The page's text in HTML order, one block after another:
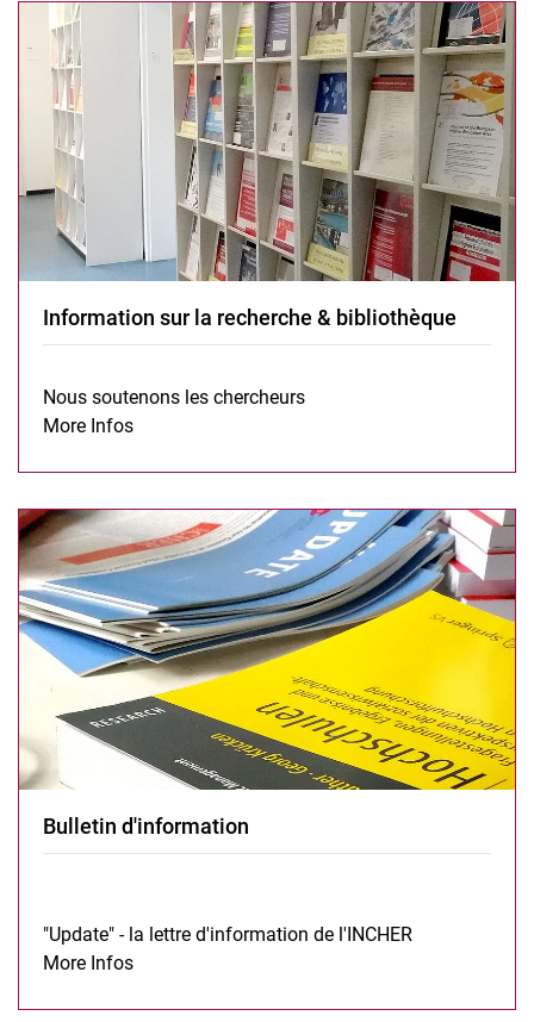
Information sur la recherche & bibliothèque
Nous soutenons les chercheurs
Information sur la recherche & bibliothèque:
More Infos
Bulletin d'information
"Update" - la lettre d'information de l'INCHER
Bulletin d'information:
More Infos